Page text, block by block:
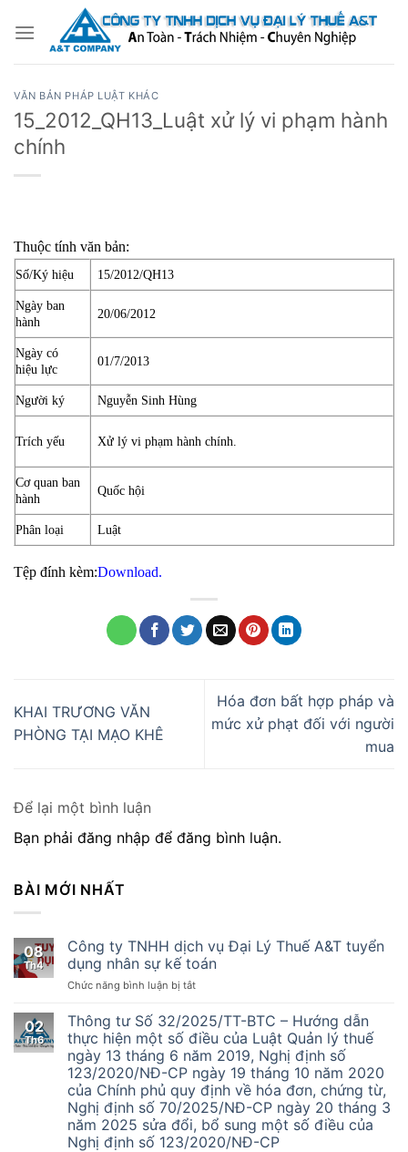
qua
VĂN BẢN PHÁP LUẬT KHÁC
15_2012_QH13_Luật xử lý vi phạm hành
chính
Thuộc tính văn bản:
Số/Ký hiệu 15/2012/QH13
Ngày ban
hành
20/06/2012
Ngày có
hiệu lực
01/7/2013
Người ký Nguyễn Sinh Hùng
Trích yếu Xử lý vi phạm hành chính.
Cơ quan ban
hành
Quốc hội
Phân loại Luật
Tệp đính kèm:Download.
KHAI TRƯƠNG VĂN
PHÒNG TẠI MẠO KHÊ
Hóa đơn bất hợp pháp và
mức xử phạt đối với người
mua
Để lại một bình luận
Bạn phải đăng nhập để đăng bình luận.
BÀI MỚI NHẤT
08
Th4
Công ty TNHH dịch vụ Đại Lý Thuế A&T tuyển
dụng nhân sự kế toán
Chức năng bình luận bị tắtở
ty
TNHH
dịch
vụ
Đại
Lý
Thuế
A&T
tuyển
02
Th6
Thông tư Số 32/2025/TT-BTC – Hướng dẫn
thực hiện một số điều của Luật Quản lý thuế
ngày 13 tháng 6 năm 2019, Nghị định số
123/2020/NĐ-CP ngày 19 tháng 10 năm 2020
của Chính phủ quy định về hóa đơn, chứng từ,
Nghị định số 70/2025/NĐ-CP ngày 20 tháng 3
năm 2025 sửa đổi, bổ sung một số điều của
Nghị định số 123/2020/NĐ-CP